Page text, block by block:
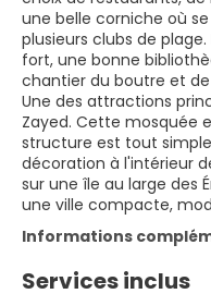
une belle corniche où
plusieurs clubs de
fort, une bonne
chantier du boutre et
Une des attractions
Zayed. Cette mosquée
structure est tout
décoration à l'intérieur
sur une île au large des
une ville compacte,
Informations
Services inclus